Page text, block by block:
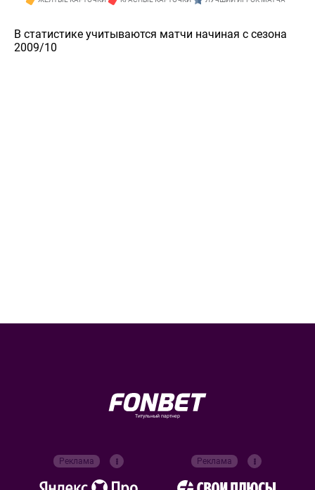
В статистике учитываются матчи начиная с сезона
2009/10
Титульный партнер
Реклама Реклама